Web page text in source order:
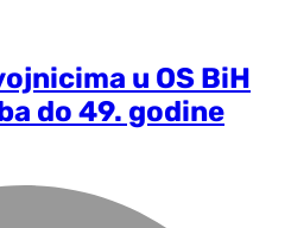
u OS BiH
do 49. godine